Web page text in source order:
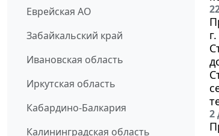
Еврейская АО
Забайкальский край
Ивановская область
Иркутская область
Кабардино-Балкария
Калининградская область
2